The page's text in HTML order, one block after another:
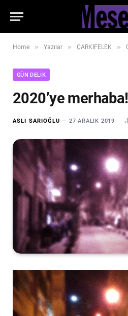
Home » Yazılar » ÇARKIFELEK »
GÜN DELIK
2020’ye merhaba!
ASLI SARIOĞLU 27 ARALIK 2019